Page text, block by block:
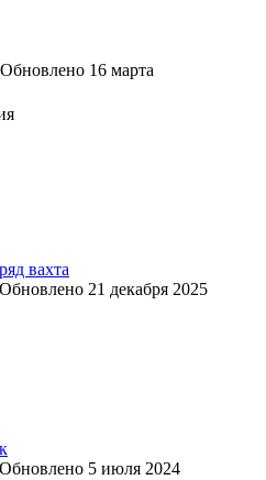
Обновлено 16 марта
вахта
Обновлено 21 декабря 2025
Обновлено 5 июля 2024